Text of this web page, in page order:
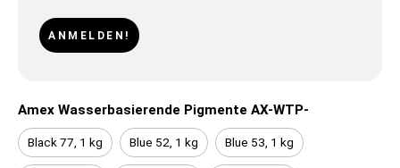
ANMELDEN!
Amex Wasserbasierende Pigmente AX-WTP-
Black 77, 1 kg Blue 52, 1 kg Blue 53, 1 kg